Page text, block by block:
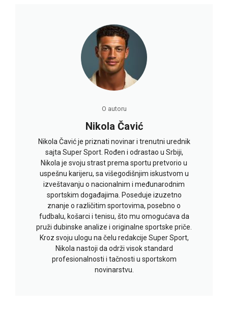
O autoru
Nikola Čavić
Nikola Čavić je priznati novinar i trenutni urednik
sajta Super Sport. Rođen i odrastao u Srbiji,
Nikola je svoju strast prema sportu pretvorio u
uspešnu karijeru, sa višegodišnjim iskustvom u
izveštavanju o nacionalnim i međunarodnim
sportskim događajima. Poseduje izuzetno
znanje o različitim sportovima, posebno o
fudbalu, košarci i tenisu, što mu omogućava da
pruži dubinske analize i originalne sportske priče.
Kroz svoju ulogu na čelu redakcije Super Sport,
Nikola nastoji da održi visok standard
profesionalnosti i tačnosti u sportskom
novinarstvu.